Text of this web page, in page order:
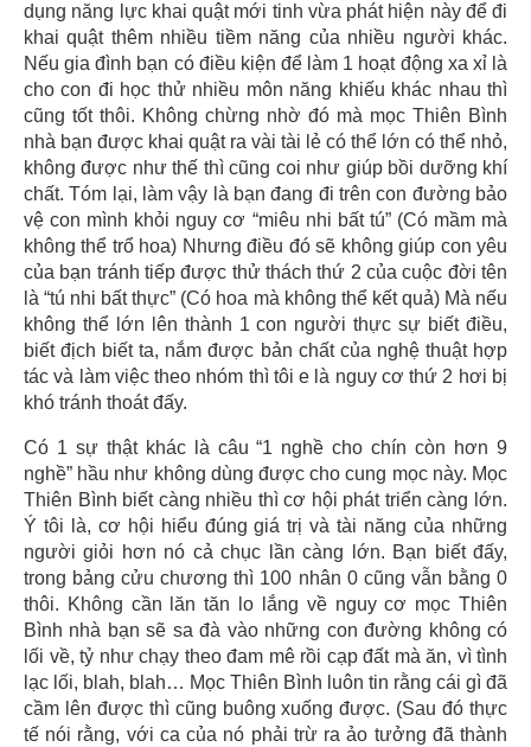
dụng năng lực khai quật mới tinh vừa phát hiện này để đi
khai quật thêm nhiều tiềm năng của nhiều người khác.
Nếu gia đình bạn có điều kiện để làm 1 hoạt động xa xỉ là
cho con đi học thử nhiều môn năng khiếu khác nhau thì
cũng tốt thôi. Không chừng nhờ đó mà mọc Thiên Bình
nhà bạn được khai quật ra vài tài lẻ có thể lớn có thể nhỏ,
không được như thế thì cũng coi như giúp bồi dưỡng khí
chất. Tóm lại, làm vậy là bạn đang đi trên con đường bảo
vệ con mình khỏi nguy cơ “miêu nhi bất tú” (Có mầm mà
không thể trổ hoa) Nhưng điều đó sẽ không giúp con yêu
của bạn tránh tiếp được thử thách thứ 2 của cuộc đời tên
là “tú nhi bất thực” (Có hoa mà không thể kết quả) Mà nếu
không thể lớn lên thành 1 con người thực sự biết điều,
biết địch biết ta, nắm được bản chất của nghệ thuật hợp
tác và làm việc theo nhóm thì tôi e là nguy cơ thứ 2 hơi bị
khó tránh thoát đấy.
Có 1 sự thật khác là câu “1 nghề cho chín còn hơn 9
nghề” hầu như không dùng được cho cung mọc này. Mọc
Thiên Bình biết càng nhiều thì cơ hội phát triển càng lớn.
Ý tôi là, cơ hội hiểu đúng giá trị và tài năng của những
người giỏi hơn nó cả chục lần càng lớn. Bạn biết đấy,
trong bảng cửu chương thì 100 nhân 0 cũng vẫn bằng 0
thôi. Không cần lăn tăn lo lắng về nguy cơ mọc Thiên
Bình nhà bạn sẽ sa đà vào những con đường không có
lối về, tỷ như chạy theo đam mê rồi cạp đất mà ăn, vì tình
lạc lối, blah, blah… Mọc Thiên Bình luôn tin rằng cái gì đã
cầm lên được thì cũng buông xuống được. (Sau đó thực
tế nói rằng, với ca của nó phải trừ ra ảo tưởng đã thành